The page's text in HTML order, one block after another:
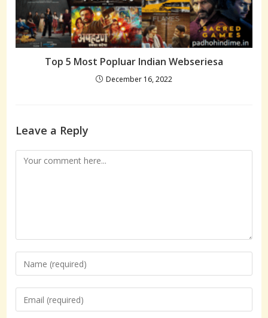
Top 5 Most Popluar Indian Webseriesa
December 16, 2022
Leave a Reply
Comment
Enter
your
name
Enter
your